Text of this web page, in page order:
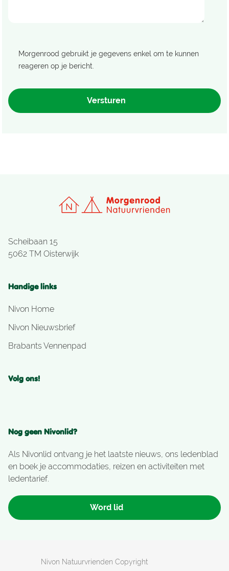
Morgenrood gebruikt je gegevens enkel om te kunnen
reageren op je bericht.
Versturen
Scheibaan 15
5062 TM Oisterwijk
Handige links
Nivon Home
Nivon Nieuwsbrief
Brabants Vennenpad
Volg ons!
Nog geen Nivonlid?
Als Nivonlid ontvang je het laatste nieuws, ons ledenblad
en boek je accommodaties, reizen en activiteiten met
ledentarief.
Word lid
Nivon Natuurvrienden Copyright